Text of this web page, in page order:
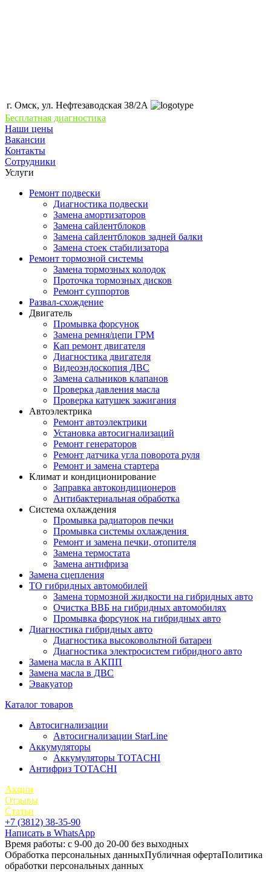
г. Омск, ул. Нефтезаводская 38/2А
Бесплатная диагностика
Наши цены
Вакансии
Контакты
Сотрудники
Услуги
Ремонт подвески
Диагностика подвески
Замена амортизаторов
Замена сайлентблоков
Замена сайлентблоков задней балки
Замена стоек стабилизатора
Ремонт тормозной системы
Замена тормозных колодок
Проточка тормозных дисков
Ремонт суппортов
Развал-схождение
Двигатель
Промывка форсунок
Замена ремня/цепи ГРМ
Кап ремонт двигателя
Диагностика двигателя
Видеоэндоскопия ДВС
Замена сальников клапанов
Проверка давления масла
Проверка катушек зажигания
Автоэлектрика
Ремонт автоэлектрики
Установка автосигнализаций
Ремонт генераторов
Ремонт датчика угла поворота руля
Ремонт и замена стартера
Климат и кондиционирование
Заправка автокондиционеров
Антибактериальная обработка
Система охлаждения
Промывка радиаторов печки
Промывка системы охлаждения
Ремонт и замена печки, отопителя
Замена термостата
Замена антифриза
Замена сцепления
ТО гибридных автомобилей
Замена тормозной жидкости на гибридных авто
Очистка ВВБ на гибридных автомобилях
Промывка форсунок на гибридных авто
Диагностика гибридных авто
Диагностика высоковольтной батареи
Диагностика электросистем гибридного авто
Замена масла в АКПП
Замена масла в ДВС
Эвакуатор
Каталог товаров
Автосигнализации
Автосигнализации StarLine
Аккумуляторы
Аккумуляторы TOTACHI
Антифриз TOTACHI
Акции
Отзывы
Статьи
+7 (3812) 38-35-90
Написать в WhatsApp
Время работы: с 9-00 до 20-00 без выходных
Обработка персональных данныхПубличная офертаПолитика
обработки персональных данных